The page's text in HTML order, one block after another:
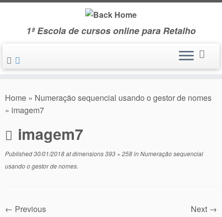
Skip
1ª Escola de cursos online para Retalho
Home » Numeração sequencial usando o gestor de nomes
» imagem7
imagem7
Published30/01/2018at dimensions393 × 258inNumeração sequencial
usando o gestor de nomes.
← Previous Next →